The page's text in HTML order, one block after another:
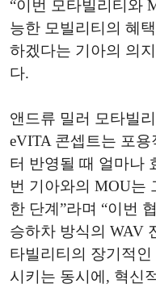
“이번 모타빌리티와
능한 모빌리티의 혜
하겠다는 기아의 의
다.
앤드류 밀러 모타빌
eVITA 콘셉트는 포
터 반영될 때 얼마나
번 기아와의 MOU는
한 단계”라며 “이번
승하차 방식의 WAV
타빌리티의 장기적
시키는 동시에, 혁신